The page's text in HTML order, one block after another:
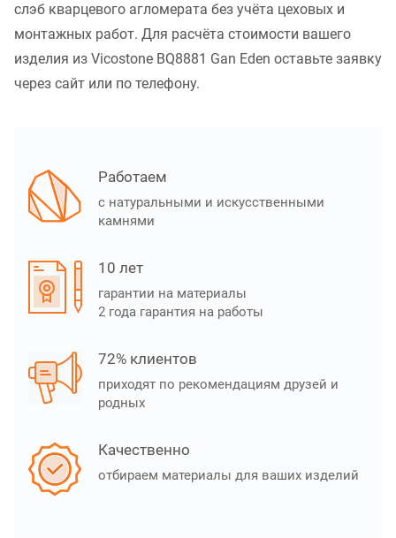
слэб кварцевого агломерата без учёта цеховых и
монтажных работ. Для расчёта стоимости вашего
изделия из Vicostone BQ8881 Gan Eden оставьте заявку
через сайт или по телефону.
Работаем
с натуральными и искусственными
камнями
10 лет
гарантии на материалы
2 года гарантия на работы
72% клиентов
приходят по рекомендациям друзей и
родных
Качественно
отбираем материалы для ваших изделий